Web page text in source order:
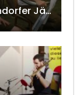
11. Jagdheuriger der Gänserndorfer Jäger 2020 w4tv166